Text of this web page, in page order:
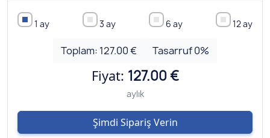
1 ay 3 ay 6 ay 12 ay
Toplam: 127.00 € Tasarruf0%
Fiyat: 127.00 €
aylık
Şimdi Sipariş Verin